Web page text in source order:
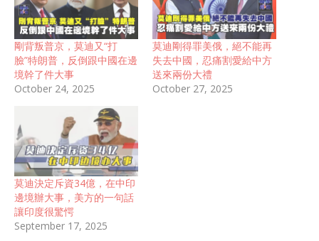
剛背叛普京，莫迪又“打
臉”特朗普，反倒跟中國在邊
境幹了件大事
October 24, 2025
莫迪剛得罪美俄，絕不能再
失去中國，忍痛割愛給中方
送來兩份大禮
October 27, 2025
莫迪決定斥資34億，在中印
邊境辦大事，美方的一句話
讓印度很驚愕
September 17, 2025